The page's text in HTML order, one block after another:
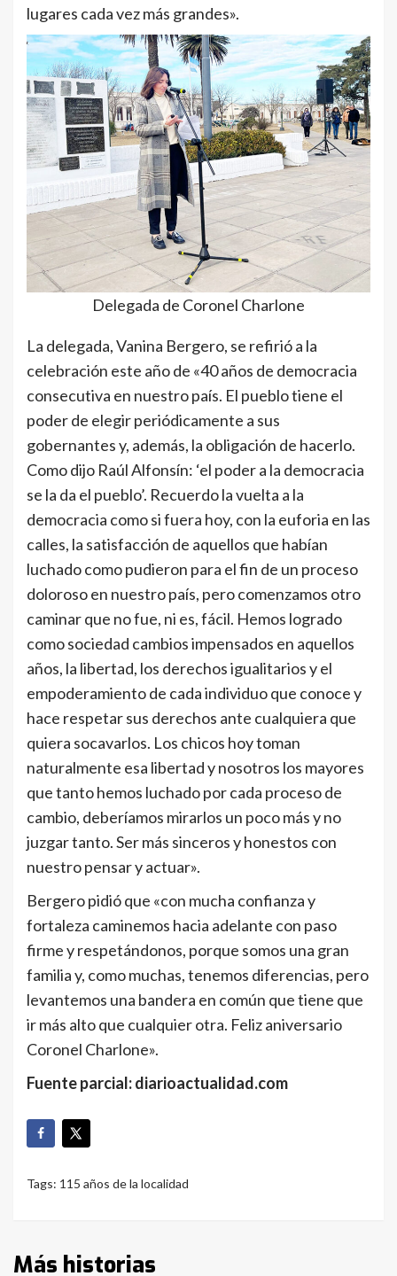
lugares cada vez más grandes».
Delegada de Coronel Charlone
La delegada, Vanina Bergero, se refirió a la
celebración este año de «40 años de democracia
consecutiva en nuestro país. El pueblo tiene el
poder de elegir periódicamente a sus
gobernantes y, además, la obligación de hacerlo.
Como dijo Raúl Alfonsín: ‘el poder a la democracia
se la da el pueblo’. Recuerdo la vuelta a la
democracia como si fuera hoy, con la euforia en las
calles, la satisfacción de aquellos que habían
luchado como pudieron para el fin de un proceso
doloroso en nuestro país, pero comenzamos otro
caminar que no fue, ni es, fácil. Hemos logrado
como sociedad cambios impensados en aquellos
años, la libertad, los derechos igualitarios y el
empoderamiento de cada individuo que conoce y
hace respetar sus derechos ante cualquiera que
quiera socavarlos. Los chicos hoy toman
naturalmente esa libertad y nosotros los mayores
que tanto hemos luchado por cada proceso de
cambio, deberíamos mirarlos un poco más y no
juzgar tanto. Ser más sinceros y honestos con
nuestro pensar y actuar».
Bergero pidió que «con mucha confianza y
fortaleza caminemos hacia adelante con paso
firme y respetándonos, porque somos una gran
familia y, como muchas, tenemos diferencias, pero
levantemos una bandera en común que tiene que
ir más alto que cualquier otra. Feliz aniversario
Coronel Charlone».
Fuente parcial: diarioactualidad.com
Tags: 115 años de la localidad
Más historias